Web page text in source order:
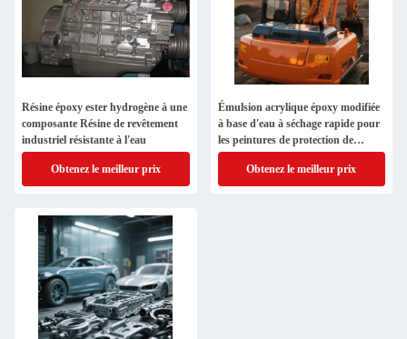
Résine époxy ester hydrogène à une
composante Résine de revêtement
industriel résistante à l'eau
Obtenez le meilleur prix
Émulsion acrylique époxy modifiée
à base d'eau à séchage rapide pour
les peintures de protection de
surface métallique
Obtenez le meilleur prix